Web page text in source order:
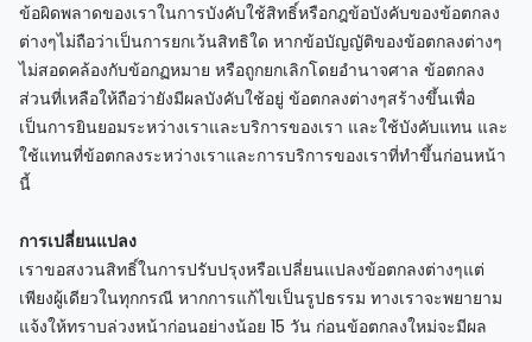
ข้อผิดพลาดของเราในการบังคับใช้สิทธิ์หรือกฎข้อบังคับของข้อตกลง
ต่างๆไม่ถือว่าเป็นการยกเว้นสิทธิใด หากข้อบัญญัติของข้อตกลงต่างๆ
ไม่สอดคล้องกับข้อกฏหมาย หรือถูกยกเลิกโดยอำนาจศาล ข้อตกลง
ส่วนที่เหลือให้ถือว่ายังมีผลบังคับใช้อยู่ ข้อตกลงต่างๆสร้างขึ้นเพื่อ
เป็นการยินยอมระหว่างเราและบริการของเรา และใช้บังคับแทน และ
ใช้แทนที่ข้อตกลงระหว่างเราและการบริการของเราที่ทำขึ้นก่อนหน้า
นี้
การเปลี่ยนแปลง
เราขอสงวนสิทธิ์ในการปรับปรุงหรือเปลี่ยนแปลงข้อตกลงต่างๆแต่
เพียงผู้เดียวในทุกกรณี หากการแก้ไขเป็นรูปธรรม ทางเราจะพยายาม
แจ้งให้ทราบล่วงหน้าก่อนอย่างน้อย 15 วัน ก่อนข้อตกลงใหม่จะมีผล